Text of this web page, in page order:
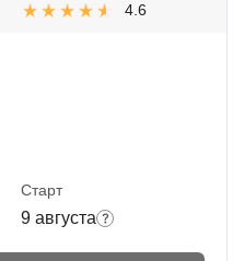
4.6
Старт
9 августа